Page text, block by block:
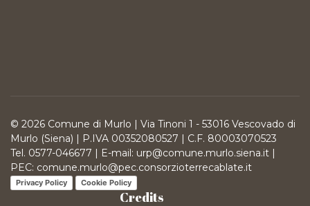
© 2026 Comune di Murlo | Via Tinoni 1 - 53016 Vescovado di
Murlo (Siena) | P.IVA 00352080527 | C.F. 80003070523
Tel. 0577-046677 | E-mail: urp@comune.murlo.siena.it |
PEC: comune.murlo@pec.consorzioterrecablate.it
Privacy Policy Cookie Policy
Credits